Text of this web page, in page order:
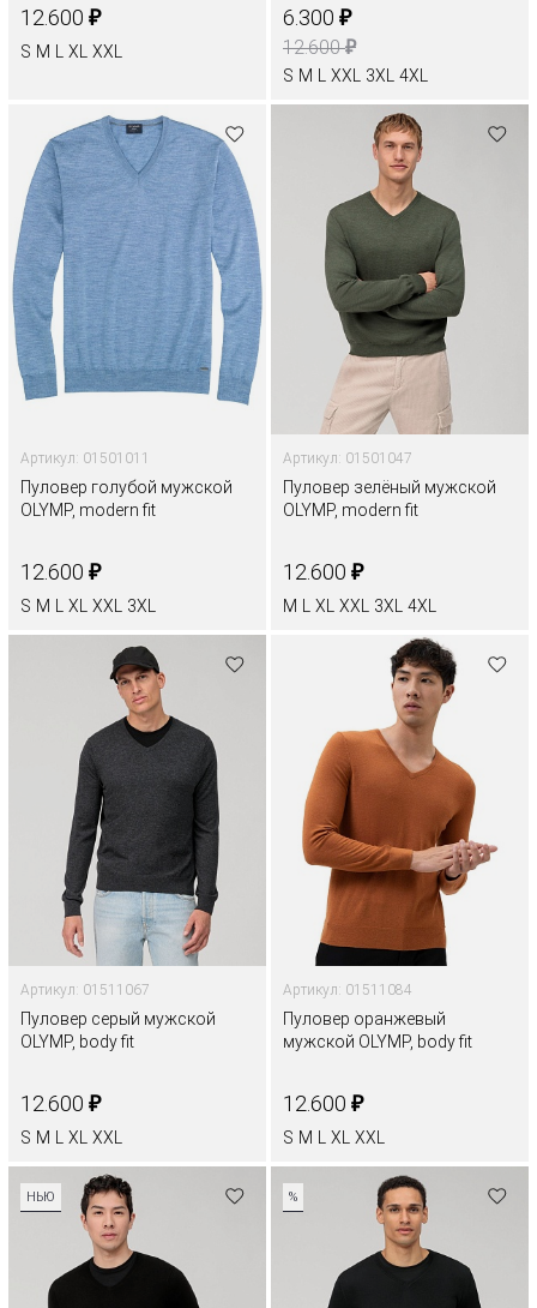
12.600 ₽
S M XL XXL
6.300 ₽
12.600₽
S M XXL 3XL 4XL
Артикул: 01501011
Пуловер голубой мужской
OLYMP, modern fit
12.600 ₽
S M L XL XXL 3XL
Артикул: 01501047
Пуловер зелёный мужской
OLYMP, modern fit
12.600 ₽
M L XL XXL 3XL 4XL
Артикул: 01511067
Пуловер серый мужской
OLYMP, body fit
12.600 ₽
S M XL XXL
Артикул: 01511084
Пуловер оранжевый
мужской OLYMP, body fit
12.600 ₽
S M XL XXL
НЬЮ %